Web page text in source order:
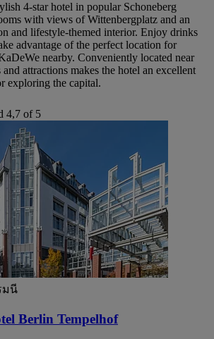
4-star hotel in popular Schoneberg
with views of Wittenbergplatz and an
and lifestyle-themed interior. Enjoy drinks
advantage of the perfect location for
nearby. Conveniently located near
and attractions makes the hotel an excellent
exploring the capital.
4,7 of 5
มนี
Berlin Tempelhof